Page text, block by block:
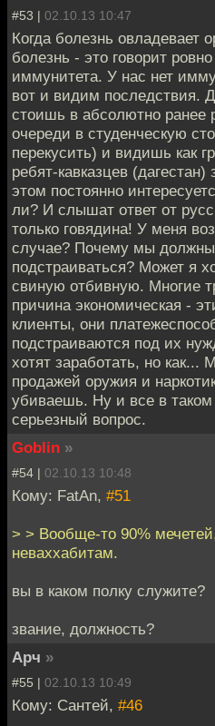
#53 | 02.10.13 10:47
Когда болезнь овладевает
болезнь - это говорит
иммунитета. У нас нет
вот и видим последствия.
стоишь в абсолютно ранее
очереди в студенческую
перекусить) и видишь как
ребят-кавказцев
этом постоянно
ли? И слышат ответ от
только говядина! У меня
случае? Почему мы
подстраиваться? Может я
свиную отбивную. Многие
причина экономическая -
клиенты, они
подстраиваются под их
хотят заработать, но как...
продажей оружия и
убиваешь. Ну и все в
серьезный вопрос.
Goblin »
#54 | 02.10.13 10:48
Кому: FatAn, #51
> > Вообще-то 90%
неваххабитам.
вы в каком полку служите?
звание, должность?
Арч »
#55 | 02.10.13 10:49
Кому: Сантей, #46